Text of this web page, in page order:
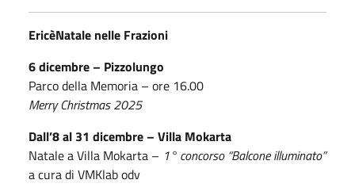
EricèNatale nelle Frazioni
6 dicembre – Pizzolungo
Parco della Memoria – ore 16.00
Merry Christmas 2025
Dall’8 al 31 dicembre – Villa Mokarta
Natale a Villa Mokarta – 1° concorso “Balcone illuminato”
a cura di VMKlab odv